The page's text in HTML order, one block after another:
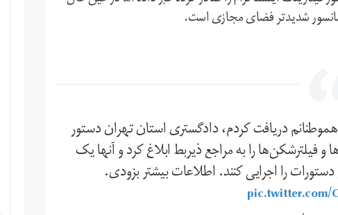
سانسور شدید‌تر فضای مجازی است.
دریافت کردم، دادگستری استان تهران دستور
فیلترشکن‌ها را به مراجع ذیربط ابلاغ کرد و آنها یک
pic.twitter.com/